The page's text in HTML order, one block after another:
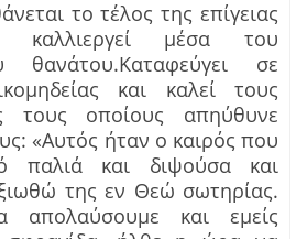
το τέλος της επίγειας
μέσα του
θανάτου.Καταφεύγει σε
και καλεί τους
τους οποίους απηύθυνε
«Αυτός ήταν ο καιρός που
παλιά και διψούσα και
της εν Θεώ σωτηρίας.
και εμείς